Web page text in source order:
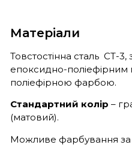
Матеріали
Товстостінна сталь СТ-
епоксидно-
поліефірною фарбою.
Стандартний колір –
(матовий).
Можливе фарбування за